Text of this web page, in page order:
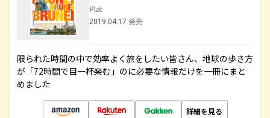
Plat
2019.04.17 発売
限られた時間の中で効率よく旅をしたい皆さん、地球の歩き方
が「72時間で目一杯楽む」のに必要な情報だけを一冊にまと
めました
詳細を見る